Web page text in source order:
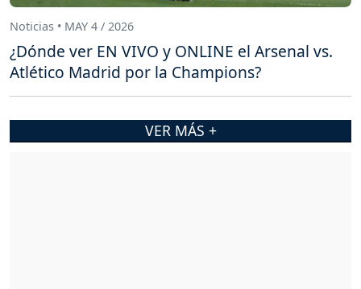
Noticias • MAY 4 / 2026
¿Dónde ver EN VIVO y ONLINE el Arsenal vs.
Atlético Madrid por la Champions?
VER MÁS +